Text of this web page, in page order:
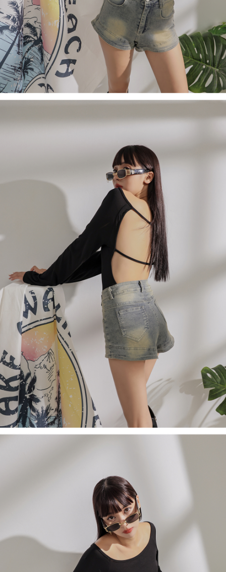
個人情報の処理、利用について疑問がある、または関連する法律の権利を
行使したい場合は、ネットプロテクションズ
cs_tw@netprotections.co.jp
にご連絡ください。上記に示した個人情報を、必要な購入注文書とあわせ
てAFTEEにご提供いただく、またはAFTEEにあなたの個人情報の収集、処
理、利用を許可することににご同意いただけない場合は、当サービスを選
択しないでください。